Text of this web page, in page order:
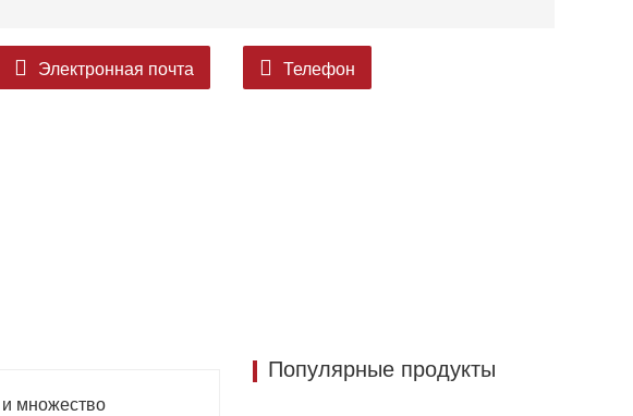
Электронная почта Телефон
множество
Популярные продукты